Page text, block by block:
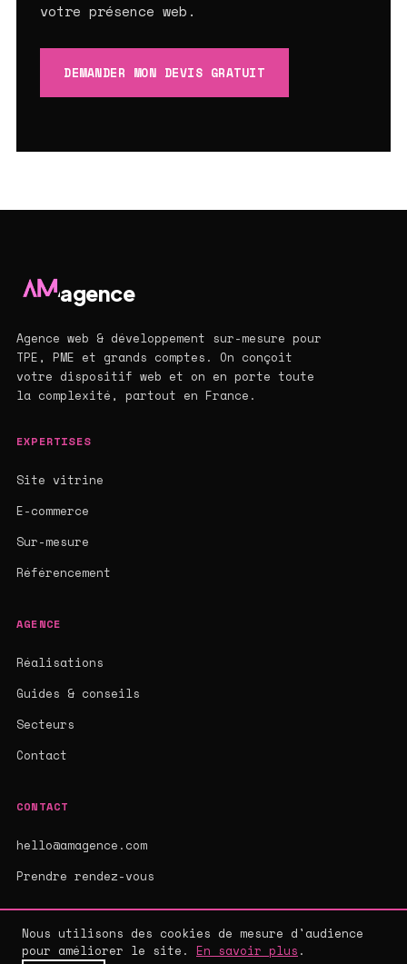
votre présence web.
DEMANDER MON DEVIS GRATUIT
agence
Agence web & développement sur-mesure pour
TPE, PME et grands comptes. On conçoit
votre dispositif web et on en porte toute
la complexité, partout en France.
EXPERTISES
Site vitrine
E-commerce
Sur-mesure
Référencement
AGENCE
Réalisations
Guides & conseils
Secteurs
Contact
CONTACT
hello@amagence.com
Prendre rendez-vous
© 2026 AMAGENCE - AGENCE WEB SUR-MESURE
Nous utilisons des cookies de mesure d'audience
pour améliorer le site. En savoir plus .